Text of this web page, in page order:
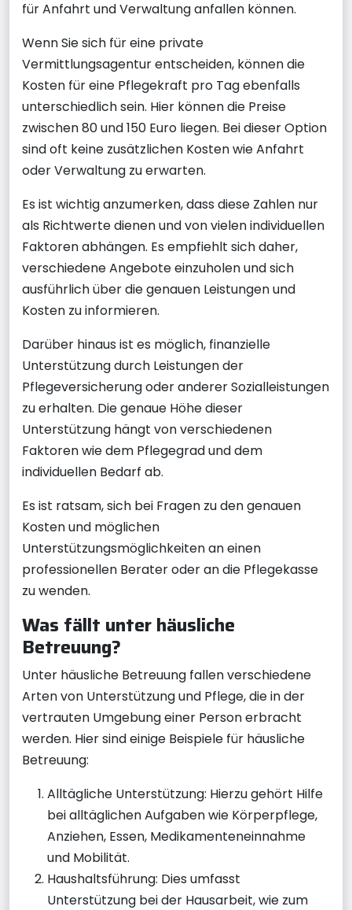
für Anfahrt und Verwaltung anfallen können.
Wenn Sie sich für eine private
Vermittlungsagentur entscheiden, können die
Kosten für eine Pflegekraft pro Tag ebenfalls
unterschiedlich sein. Hier können die Preise
zwischen 80 und 150 Euro liegen. Bei dieser Option
sind oft keine zusätzlichen Kosten wie Anfahrt
oder Verwaltung zu erwarten.
Es ist wichtig anzumerken, dass diese Zahlen nur
als Richtwerte dienen und von vielen individuellen
Faktoren abhängen. Es empfiehlt sich daher,
verschiedene Angebote einzuholen und sich
ausführlich über die genauen Leistungen und
Kosten zu informieren.
Darüber hinaus ist es möglich, finanzielle
Unterstützung durch Leistungen der
Pflegeversicherung oder anderer Sozialleistungen
zu erhalten. Die genaue Höhe dieser
Unterstützung hängt von verschiedenen
Faktoren wie dem Pflegegrad und dem
individuellen Bedarf ab.
Es ist ratsam, sich bei Fragen zu den genauen
Kosten und möglichen
Unterstützungsmöglichkeiten an einen
professionellen Berater oder an die Pflegekasse
zu wenden.
Was fällt unter häusliche
Betreuung?
Unter häusliche Betreuung fallen verschiedene
Arten von Unterstützung und Pflege, die in der
vertrauten Umgebung einer Person erbracht
werden. Hier sind einige Beispiele für häusliche
Betreuung:
Alltägliche Unterstützung: Hierzu gehört Hilfe
bei alltäglichen Aufgaben wie Körperpflege,
Anziehen, Essen, Medikamenteneinnahme
und Mobilität.
Haushaltsführung: Dies umfasst
Unterstützung bei der Hausarbeit, wie zum